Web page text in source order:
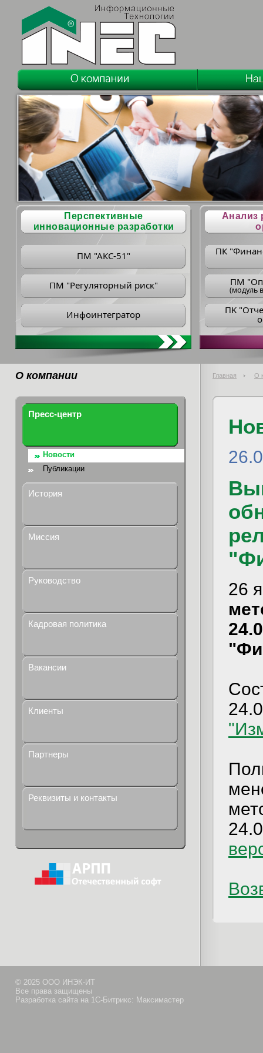
Перспективные
инновационные разработки
ПМ "АКС-51"
ПМ "Регуляторный риск"
Инфоинтегратор
Анализ
ПК
ПM
(модуль
ПK
О компании Главная О
Пресс-центр
Новости
Публикации
История
Миссия
Руководство
Кадровая политика
Вакансии
Клиенты
Партнеры
Реквизиты и контакты
26
© 2025 ООО ИНЭК-ИТ
Все права защищены
Разработка сайта на 1С-Битрикс: Максимастер